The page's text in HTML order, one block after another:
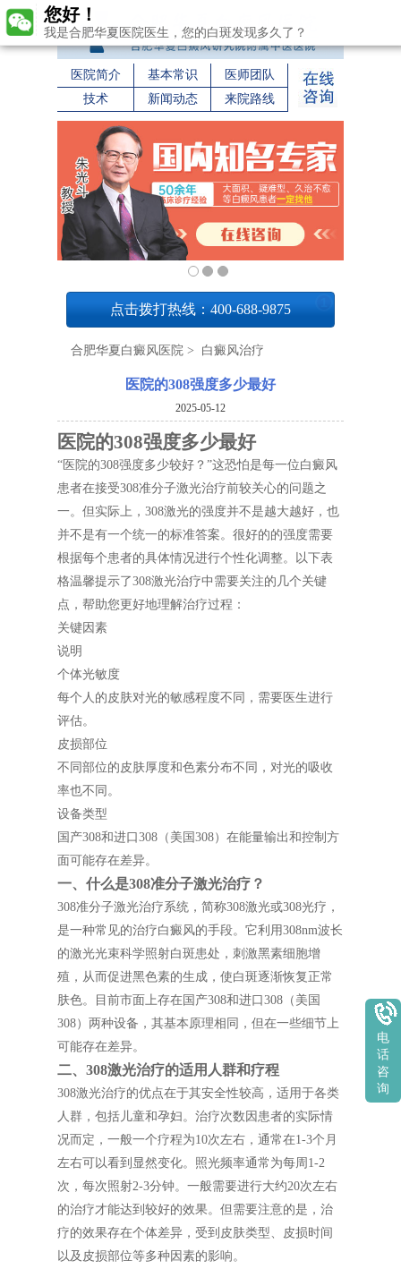
医院简介 基本常识
医师团队
技术
新闻动态 来院路线
点击拨打热线：400-688-9875
合肥华夏白癜风医院 > 白癜风治疗
医院的308强度多少最好
2025-05-12
医院的308强度多少最好
“医院的308强度多少较好？”这恐怕是每一位白癜风
患者在接受308准分子激光治疗前较关心的问题之
一。但实际上，308激光的强度并不是越大越好，也
并不是有一个统一的标准答案。很好的的强度需要
根据每个患者的具体情况进行个性化调整。以下表
格温馨提示了308激光治疗中需要关注的几个关键
点，帮助您更好地理解治疗过程：
关键因素
说明
个体光敏度
每个人的皮肤对光的敏感程度不同，需要医生进行
评估。
皮损部位
不同部位的皮肤厚度和色素分布不同，对光的吸收
率也不同。
设备类型
国产308和进口308（美国308）在能量输出和控制方
面可能存在差异。
一、什么是308准分子激光治疗？
308准分子激光治疗系统，简称308激光或308光疗，
是一种常见的治疗白癜风的手段。它利用308nm波长
的激光光束科学照射白斑患处，刺激黑素细胞增
殖，从而促进黑色素的生成，使白斑逐渐恢复正常
肤色。目前市面上存在国产308和进口308（美国
308）两种设备，其基本原理相同，但在一些细节上
可能存在差异。
二、308激光治疗的适用人群和疗程
308激光治疗的优点在于其安全性较高，适用于各类
人群，包括儿童和孕妇。治疗次数因患者的实际情
况而定，一般一个疗程为10次左右，通常在1-3个月
左右可以看到显然变化。照光频率通常为每周1-2
次，每次照射2-3分钟。一般需要进行大约20次左右
的治疗才能达到较好的效果。但需要注意的是，治
疗的效果存在个体差异，受到皮肤类型、皮损时间
以及皮损部位等多种因素的影响。
您好！
我是合肥华夏医院医生，您的白斑发现多久了？
电
话
咨
询